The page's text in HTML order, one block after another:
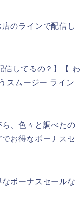
のラインで配信し
信してるの？】【 わ
スムージー ライン
、色々と調べたの
お得なボーナスセ
ボーナスセールな